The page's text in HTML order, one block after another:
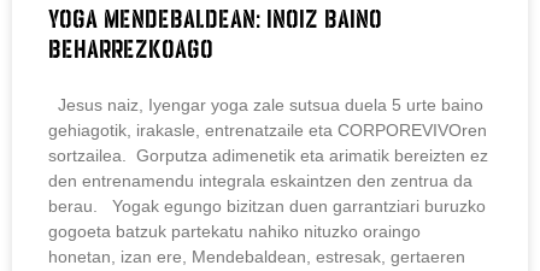
Yoga mendebaldean: inoiz baino
beharrezkoago
Jesus naiz, Iyengar yoga zale sutsua duela 5 urte baino
gehiagotik, irakasle, entrenatzaile eta CORPOREVIVOren
sortzailea. Gorputza adimenetik eta arimatik bereizten ez
den entrenamendu integrala eskaintzen den zentrua da
berau. Yogak egungo bizitzan duen garrantziari buruzko
gogoeta batzuk partekatu nahiko nituzko oraingo
honetan, izan ere, Mendebaldean, estresak, gertaeren